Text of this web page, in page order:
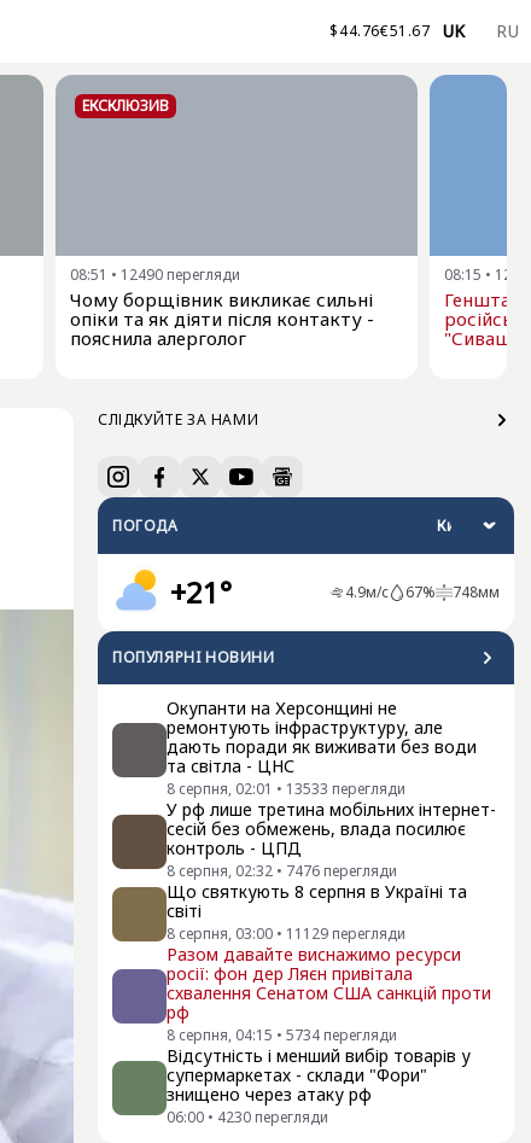
$44.76€51.67 UK RU
ЕКСКЛЮЗИВ
08:51 • 12490 перегляди
Чому борщівник викликає сильні
опіки та як діяти після контакту -
пояснила алерголог
08:15 •
Генштаб
"Сиваш"
СЛІДКУЙТЕ ЗА НАМИ
ПОГОДА
+21° 4.9м/с 67% 748мм
ПОПУЛЯРНI НОВИНИ
Окупанти на Херсонщині не
ремонтують інфраструктуру, але
дають поради як виживати без води
та світла - ЦНС
8 серпня, 02:01 • 13533 перегляди
У рф лише третина мобільних інтернет-
сесій без обмежень, влада посилює
контроль - ЦПД
8 серпня, 02:32 • 7476 перегляди
Що святкують 8 серпня в Україні та
світі
8 серпня, 03:00 • 11129 перегляди
Разом давайте виснажимо ресурси
росії: фон дер Ляєн привітала
схвалення Сенатом США санкцій проти
рф
8 серпня, 04:15 • 5734 перегляди
Відсутність і менший вибір товарів у
супермаркетах - склади "Фори"
знищено через атаку рф
06:00 • 4230 перегляди